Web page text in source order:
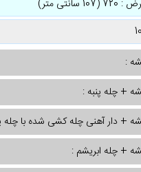
متر)
:
+ چله پنبه :
+ دار آهنی چله کشی شده با چله
+ چله ابریشم :